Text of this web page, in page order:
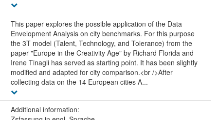
This paper explores the possible application of the Data
Envelopment Analysis on city benchmarks. For this purpose
the 3T model (Talent, Technology, and Tolerance) from the
paper "Europe in the Creativity Age" by Richard Florida and
Irene Tinagli has served as starting point. It has been slightly
modified and adapted for city comparison.<br />After
collecting data on the 14 European cities A...
Additional information: